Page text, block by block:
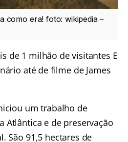
como era! foto: wikipedia –
de 1 milhão de visitantes E
até de filme de James
um trabalho de
Atlântica e de preservação
São 91,5 hectares de